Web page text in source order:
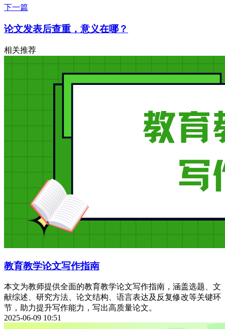
下一篇
论文发表后查重，意义在哪？
相关推荐
教育教学论文写作指南
本文为教师提供全面的教育教学论文写作指南，涵盖选题、文
献综述、研究方法、论文结构、语言表达及反复修改等关键环
节，助力提升写作能力，写出高质量论文。
2025-06-09 10:51